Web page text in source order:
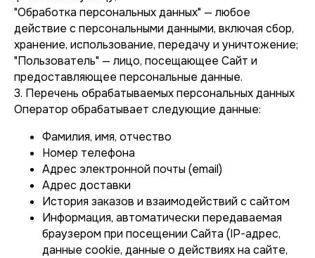
"Обработка персональных данных" — любое
действие с персональными данными, включая сбор,
хранение, использование, передачу и уничтожение;
"Пользователь" — лицо, посещающее Сайт и
предоставляющее персональные данные.
3. Перечень обрабатываемых персональных данных
Оператор обрабатывает следующие данные:
Фамилия, имя, отчество
Номер телефона
Адрес электронной почты (email)
Адрес доставки
История заказов и взаимодействий с сайтом
Информация, автоматически передаваемая
браузером при посещении Сайта (IP-адрес,
данные cookie, данные о действиях на сайте,